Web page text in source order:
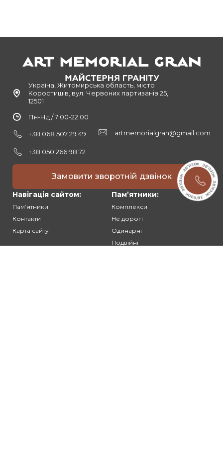
Україна, Житомирська область, місто
Коростишів, вул. Червоних партизанів 25,
12501
Пн-Нд / 7:00-22:00
+38 068 507 29 49
+38 050 266 98 72
artmemorialgran@gmail.com
Замовити зворотній дзвінок
Навігація сайтом:
Памʼятники
Контакти
Карта сайту
Памʼятники:
Комплекси
Не дорогі
Одинарні
Подвійні